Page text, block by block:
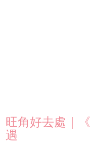
旺角好去處｜
遇